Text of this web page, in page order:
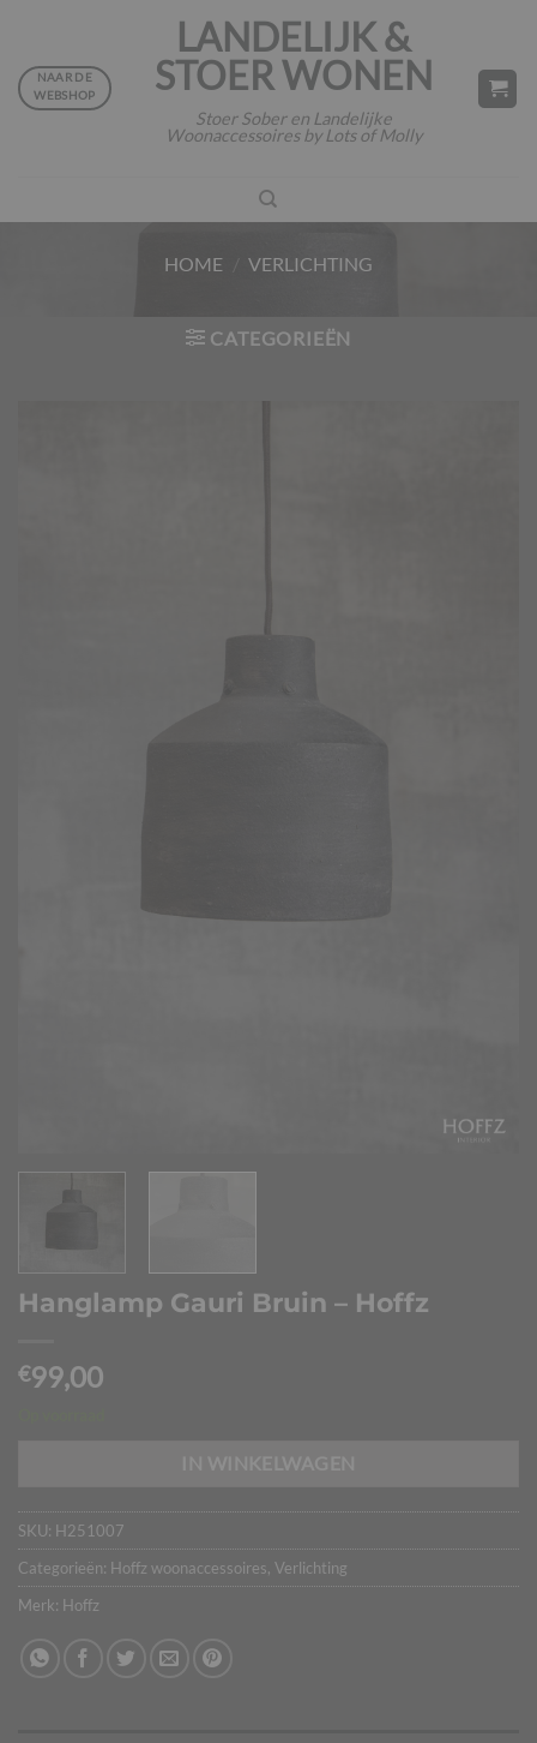
inhoud
LANDELIJK &
STOER WONEN
Stoer Sober en Landelijke
Woonaccessoires by Lots of Molly
NAAR DE
WEBSHOP
HOME VERLICHTING
CATEGORIEËN
Hanglamp Gauri Bruin – Hoffz
€99,00
SKU: H251007
Categorieën: Hoffz woonaccessoires, Verlichting
Merk: Hoffz